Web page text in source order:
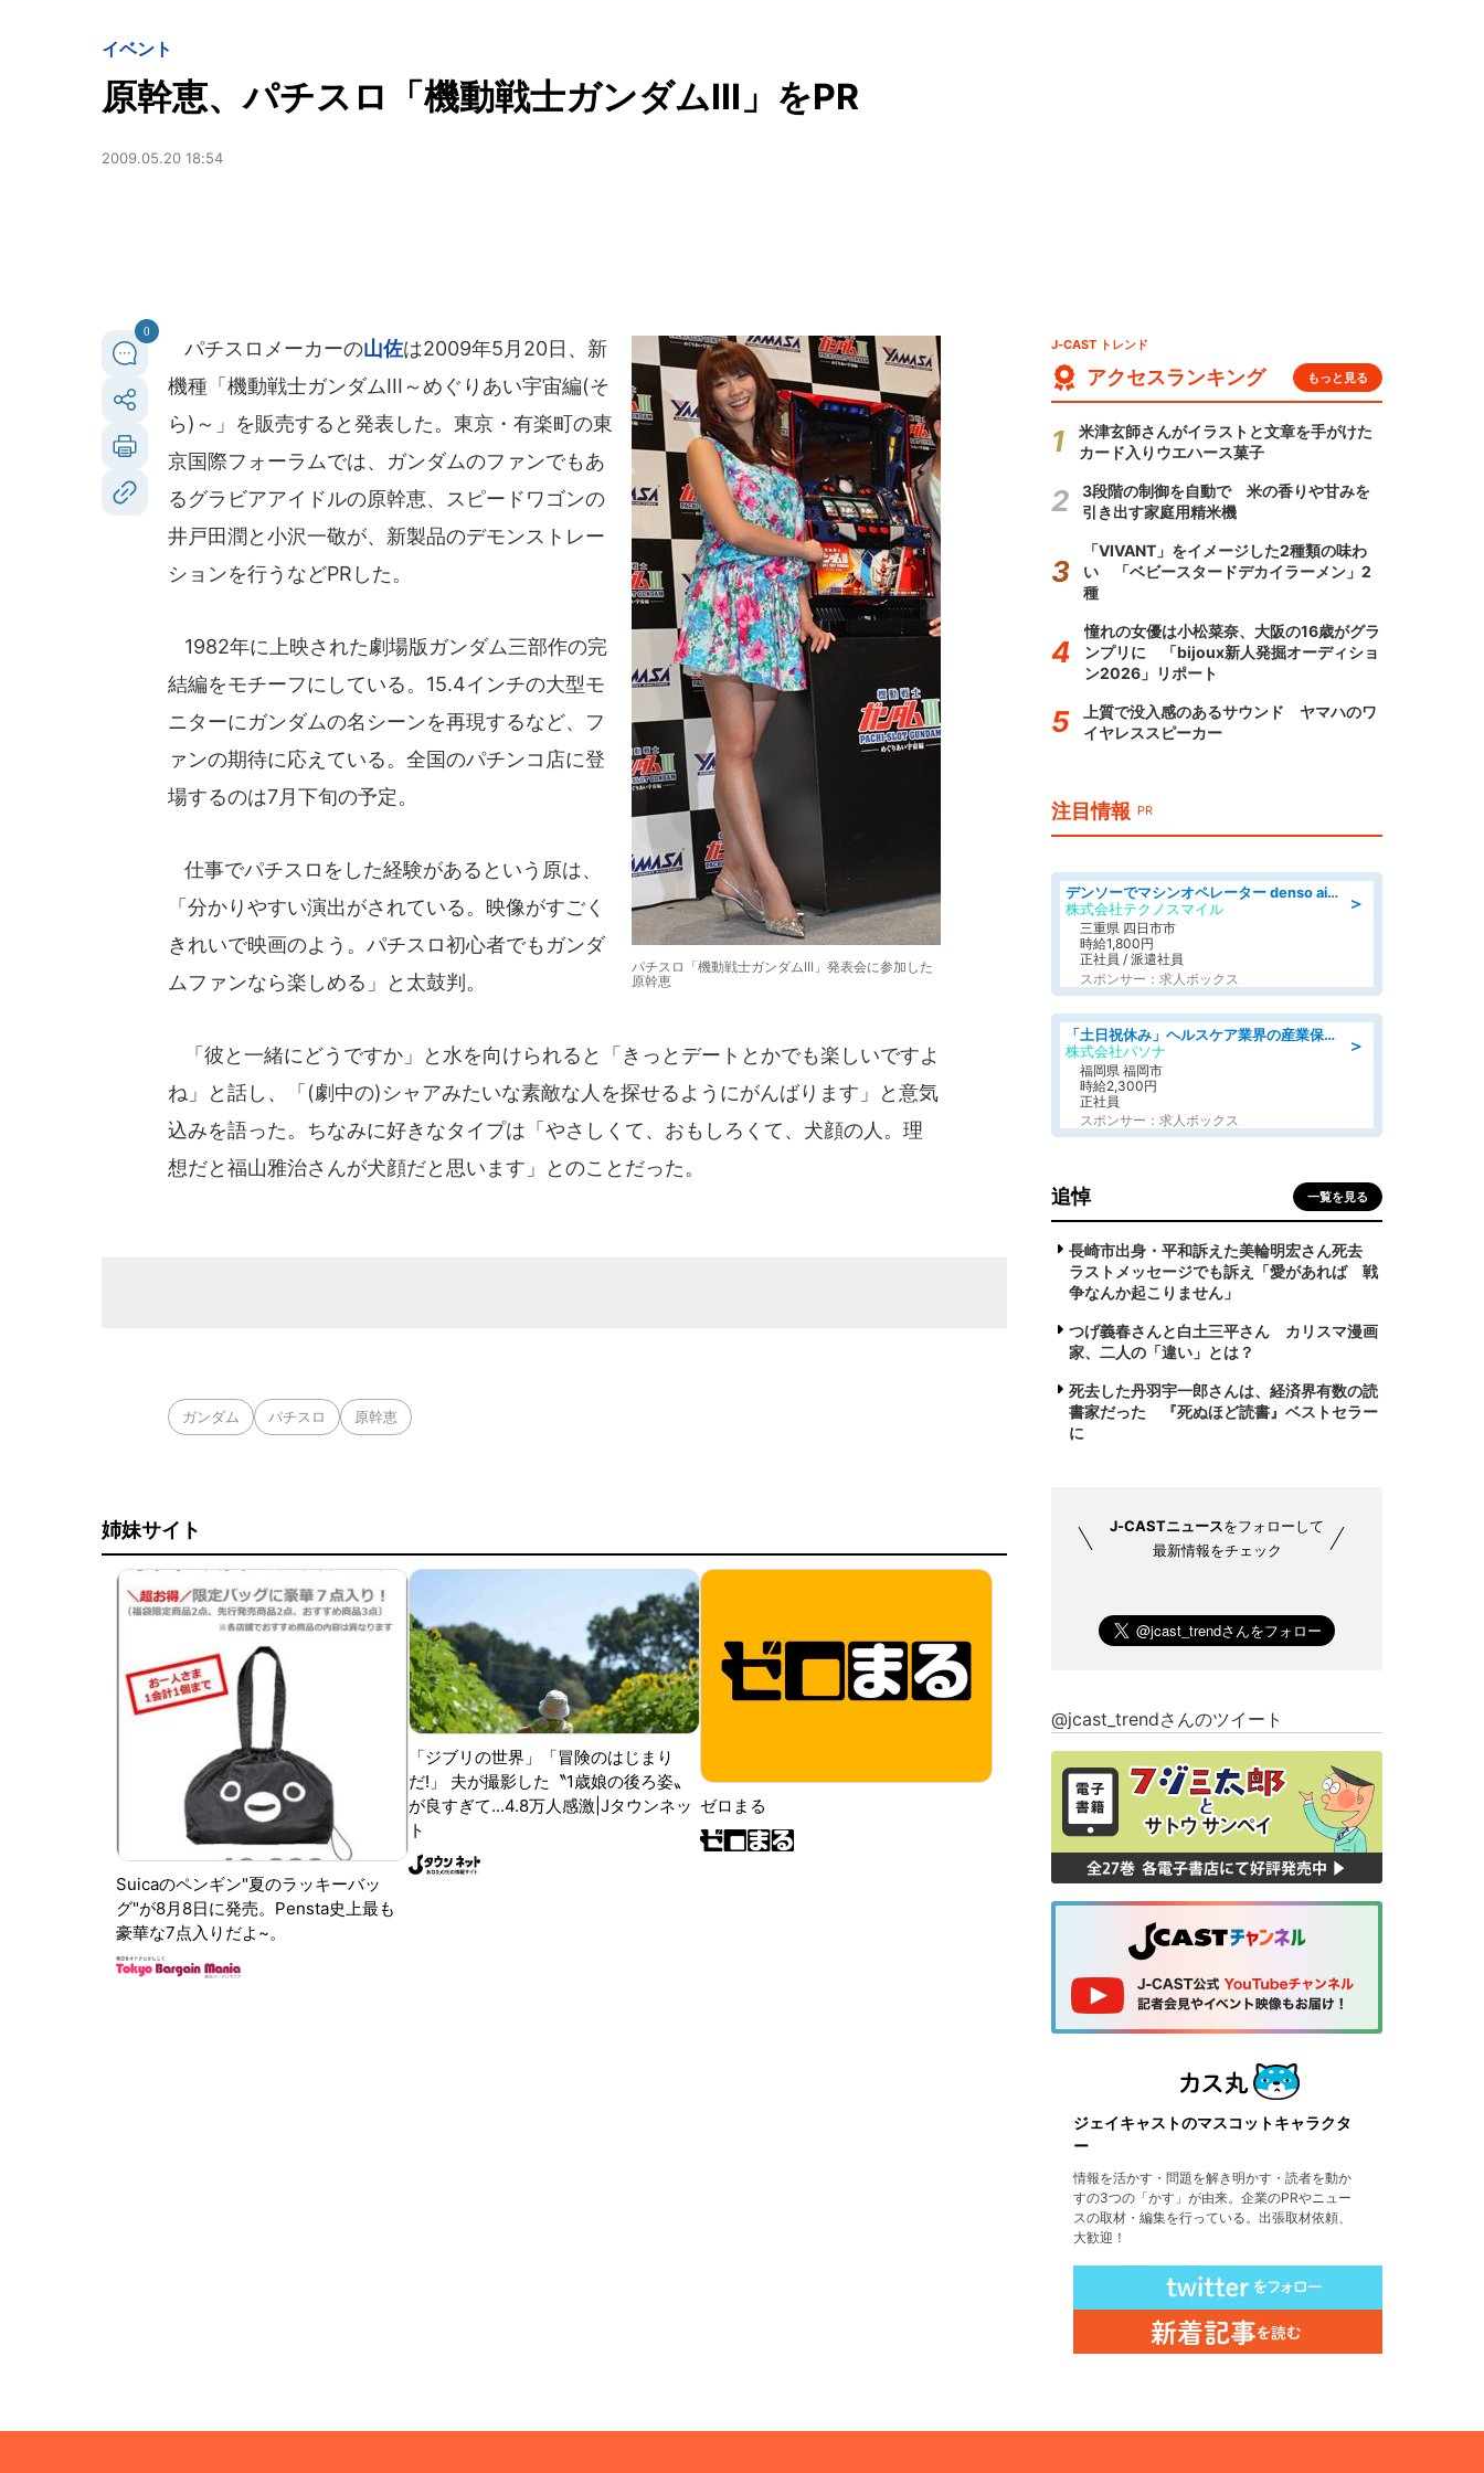
イベント
原幹恵、パチスロ「機動戦士ガンダムIII」をPR
2009.05.20 18:54
0
パチスロ「機動戦士ガンダムIII」発表会に参加した
原幹恵
パチスロメーカーの山佐は2009年5月20日、新
機種「機動戦士ガンダムIII～めぐりあい宇宙編(そ
ら)～」を販売すると発表した。東京・有楽町の東
京国際フォーラムでは、ガンダムのファンでもあ
るグラビアアイドルの原幹恵、スピードワゴンの
井戸田潤と小沢一敬が、新製品のデモンストレー
ションを行うなどPRした。
1982年に上映された劇場版ガンダム三部作の完
結編をモチーフにしている。15.4インチの大型モ
ニターにガンダムの名シーンを再現するなど、フ
ァンの期待に応えている。全国のパチンコ店に登
場するのは7月下旬の予定。
仕事でパチスロをした経験があるという原は、
「分かりやすい演出がされている。映像がすごく
きれいで映画のよう。パチスロ初心者でもガンダ
ムファンなら楽しめる」と太鼓判。
「彼と一緒にどうですか」と水を向けられると「きっとデートとかでも楽しいですよ
ね」と話し、「(劇中の)シャアみたいな素敵な人を探せるようにがんばります」と意気
込みを語った。ちなみに好きなタイプは「やさしくて、おもしろくて、犬顔の人。理
想だと福山雅治さんが犬顔だと思います」とのことだった。
ガンダム パチスロ 原幹恵
姉妹サイト
Suicaのペンギン"夏のラッキーバッ
グ"が8月8日に発売。Pensta史上最も
豪華な7点入りだよ~。
「ジブリの世界」「冒険のはじまり
だ!」 夫が撮影した〝1歳娘の後ろ姿〟
が良すぎて...4.8万人感激|Jタウンネッ
ト
ゼロまる
J-CAST トレンド
アクセスランキング もっと見る
米津玄師さんがイラストと文章を手がけた
カード入りウエハース菓子
3段階の制御を自動で 米の香りや甘みを
引き出す家庭用精米機
「VIVANT」をイメージした2種類の味わ
い 「ベビースタードデカイラーメン」2
種
憧れの女優は小松菜奈、大阪の16歳がグラ
ンプリに 「bijoux新人発掘オーディショ
ン2026」リポート
上質で没入感のあるサウンド ヤマハのワ
イヤレススピーカー
注目情報 PR
＞
デンソーでマシンオペレーター denso aichi
株式会社テクノスマイル
三重県 四日市市
時給1,800円
正社員 / 派遣社員
スポンサー：求人ボックス
＞
「土日祝休み」ヘルスケア業界の産業保健師/高時給/未経験OK/要資格:保健師、正看護師
株式会社パソナ
福岡県 福岡市
時給2,300円
正社員
スポンサー：求人ボックス
追悼 一覧を見る
長崎市出身・平和訴えた美輪明宏さん死去
ラストメッセージでも訴え「愛があれば 戦
争なんか起こりません」
つげ義春さんと白土三平さん カリスマ漫画
家、二人の「違い」とは？
死去した丹羽宇一郎さんは、経済界有数の読
書家だった 『死ぬほど読書』ベストセラー
に
J-CASTニュースをフォローして
最新情報をチェック
@jcast_trendさんのツイート
ジェイキャストのマスコットキャラクタ
ー
情報を活かす・問題を解き明かす・読者を動か
すの3つの「かす」が由来。企業のPRやニュー
スの取材・編集を行っている。出張取材依頼、
大歓迎！